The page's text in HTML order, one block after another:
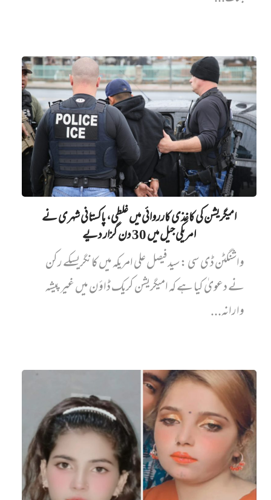
امیگریشن کی کاغذی کارروائی میں‌ غلطی، پاکستانی شہری نے
امریکی جیل میں‌ 30 دن گزار دیے
واشنگٹن ڈی سی : سید فیصل علی امریکہ میں کانگریسکے رکن
نے دعویٰ کیا ہے کہ امیگریشن کریک ڈاؤن میں غیر پیشہ
وارانہ...